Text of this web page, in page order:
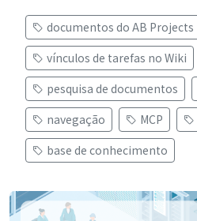
documentos do AB Projects
vínculos de tarefas no Wiki
pesquisa de documentos
navegação
MCP
base de conhecimento